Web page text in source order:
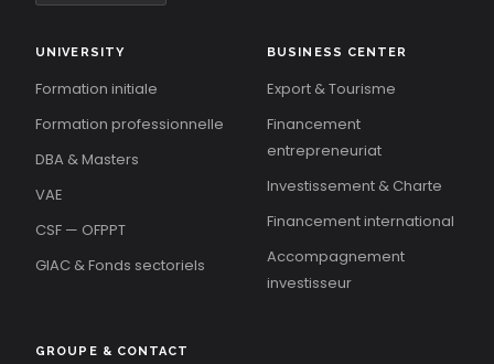
UNIVERSITY
Formation initiale
Formation professionnelle
DBA & Masters
VAE
CSF — OFPPT
GIAC & Fonds sectoriels
BUSINESS CENTER
Export & Tourisme
Financement
entrepreneuriat
Investissement & Charte
Financement international
Accompagnement
investisseur
GROUPE & CONTACT